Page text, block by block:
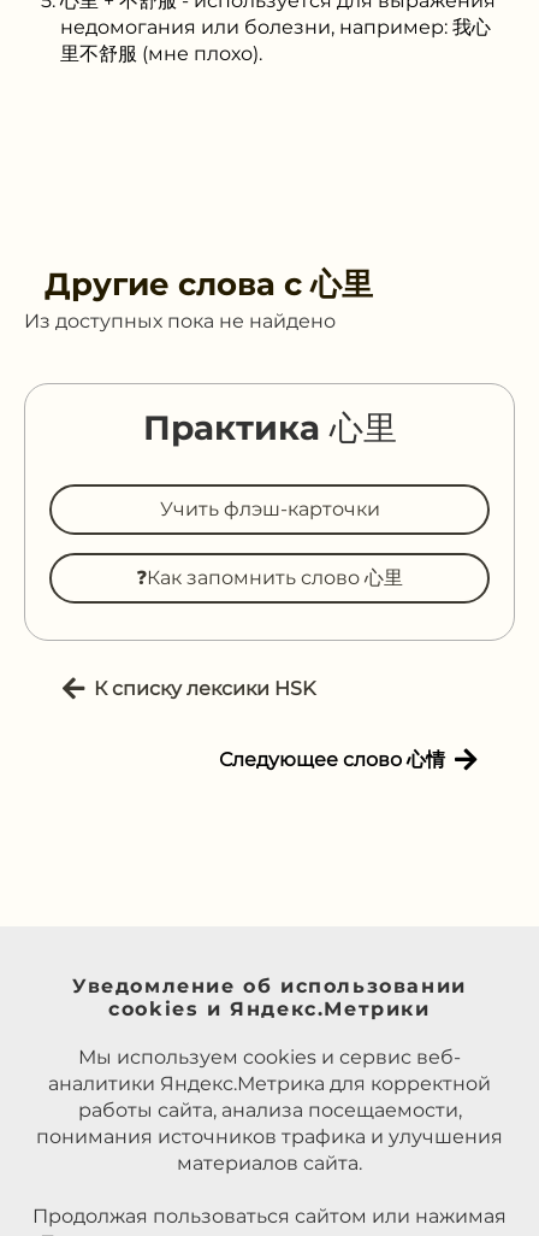
недомогания или болезни, например: 我心
里不舒服 (мне плохо).
Другие слова с心里
Из доступных пока не найдено
Практика 心里
Учить флэш-карточки
❓Как запомнить слово 心里
К списку лексики HSK
Следующее слово 心情
Уведомление об использовании
cookies и Яндекс.Метрики
Мы используем cookies и сервис веб-
аналитики Яндекс.Метрика для корректной
работы сайта, анализа посещаемости,
понимания источников трафика и улучшения
материалов сайта.
Продолжая пользоваться сайтом или нажимая